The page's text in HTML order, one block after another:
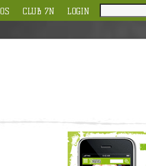
CLUB 7N LOGIN